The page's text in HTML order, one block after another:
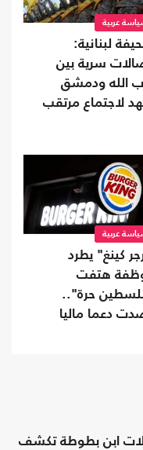
عربية
لبنانية:
سرية بين
الله ودمشق
لاجتماع مرتقب
عربية
كينغ" يطرد
هتفت
حرة"..
دعما ماليا
ابن بطوطة تكشف